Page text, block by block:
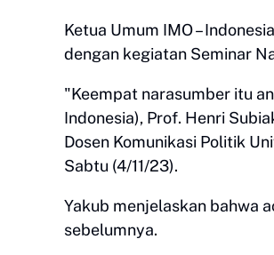
Ketua Umum IMO –
dengan kegiatan Seminar
"Keempat narasumber itu
Indonesia), Prof. Henri
Dosen Komunikasi Politik
Sabtu (4/11/23).
Yakub menjelaskan bahwa
sebelumnya.